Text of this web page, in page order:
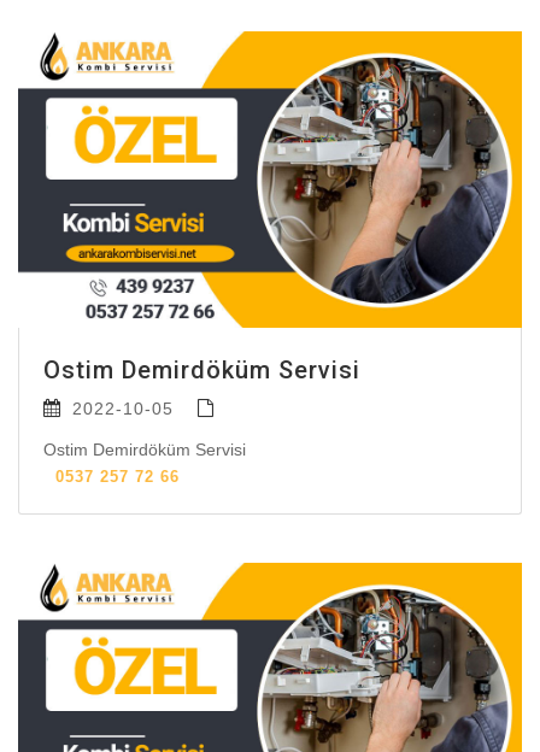
Ostim Demirdöküm Servisi
2022-10-05
Ostim Demirdöküm Servisi
0537 257 72 66